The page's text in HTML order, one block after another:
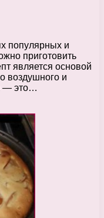
популярных и
приготовить
является основой
воздушного и
— это…